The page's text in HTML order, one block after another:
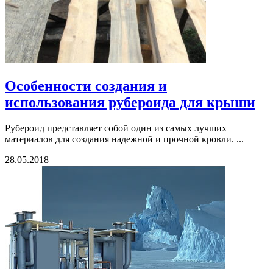
Особенности создания и
использования рубероида для крыши
Рубероид представляет собой один из самых лучших
материалов для создания надежной и прочной кровли. ...
28.05.2018